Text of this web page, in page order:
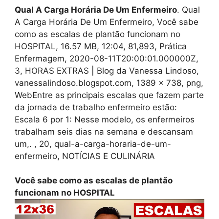
Qual A Carga Horária De Um Enfermeiro. Qual
A Carga Horária De Um Enfermeiro, Você sabe
como as escalas de plantão funcionam no
HOSPITAL, 16.57 MB, 12:04, 81,893, Prática
Enfermagem, 2020-08-11T20:00:01.000000Z,
3, HORAS EXTRAS | Blog da Vanessa Lindoso,
vanessalindoso.blogspot.com, 1389 x 738, png,
WebEntre as principais escalas que fazem parte
da jornada de trabalho enfermeiro estão:
Escala 6 por 1: Nesse modelo, os enfermeiros
trabalham seis dias na semana e descansam
um,. , 20, qual-a-carga-horaria-de-um-
enfermeiro, NOTÍCIAS E CULINÁRIA
Você sabe como as escalas de plantão
funcionam no HOSPITAL